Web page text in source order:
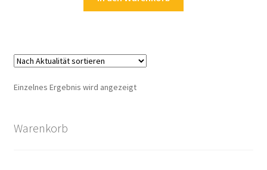
Shop
Einzelnes Ergebnis wird angezeigt
Warenkorb